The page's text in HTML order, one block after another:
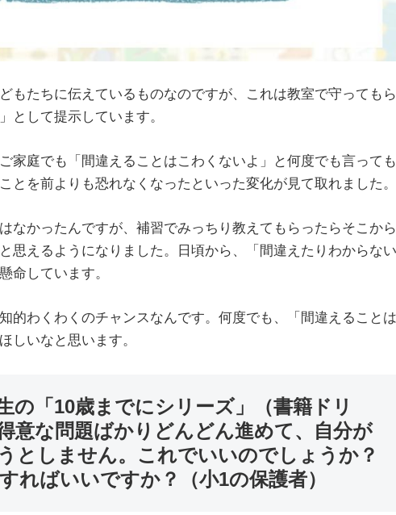
もたちに伝えているものなのですが、これは教室で守ってもら
として提示しています。
家庭でも「間違えることはこわくないよ」と何度でも言っても
とを前よりも恐れなくなったといった変化が見て取れました。
なかったんですが、補習でみっちり教えてもらったらそこから
思えるようになりました。日頃から、「間違えたりわからない
命しています。
的わくわくのチャンスなんです。何度でも、「間違えることは
しいなと思います。
の「10歳までにシリーズ」（書籍ドリ
意な問題ばかりどんどん進めて、自分が
としません。これでいいのでしょうか？
ればいいですか？（小1の保護者）